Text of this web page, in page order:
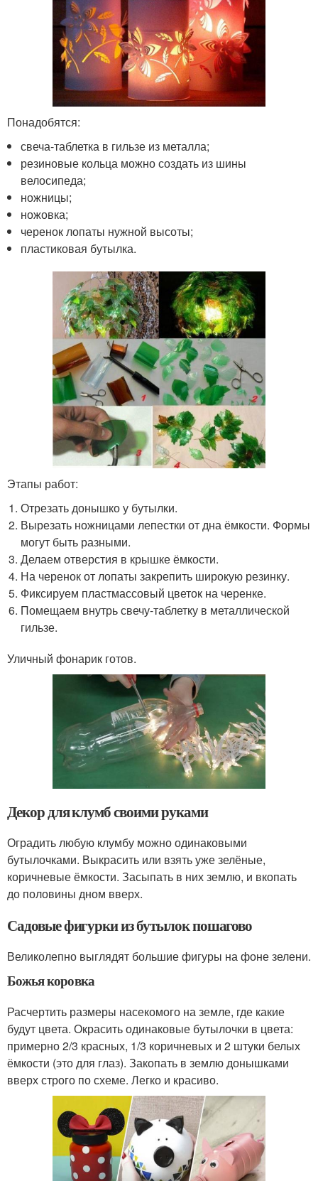
Понадобятся:
свеча-таблетка в гильзе из металла;
резиновые кольца можно создать из шины
велосипеда;
ножницы;
ножовка;
черенок лопаты нужной высоты;
пластиковая бутылка.
Этапы работ:
Отрезать донышко у бутылки.
Вырезать ножницами лепестки от дна ёмкости. Формы
могут быть разными.
Делаем отверстия в крышке ёмкости.
На черенок от лопаты закрепить широкую резинку.
Фиксируем пластмассовый цветок на черенке.
Помещаем внутрь свечу-таблетку в металлической
гильзе.
Уличный фонарик готов.
Декор для клумб своими руками
Оградить любую клумбу можно одинаковыми
бутылочками. Выкрасить или взять уже зелёные,
коричневые ёмкости. Засыпать в них землю, и вкопать
до половины дном вверх.
Садовые фигурки из бутылок пошагово
Великолепно выглядят большие фигуры на фоне зелени.
Божья коровка
Расчертить размеры насекомого на земле, где какие
будут цвета. Окрасить одинаковые бутылочки в цвета:
примерно 2/3 красных, 1/3 коричневых и 2 штуки белых
ёмкости (это для глаз). Закопать в землю донышками
вверх строго по схеме. Легко и красиво.